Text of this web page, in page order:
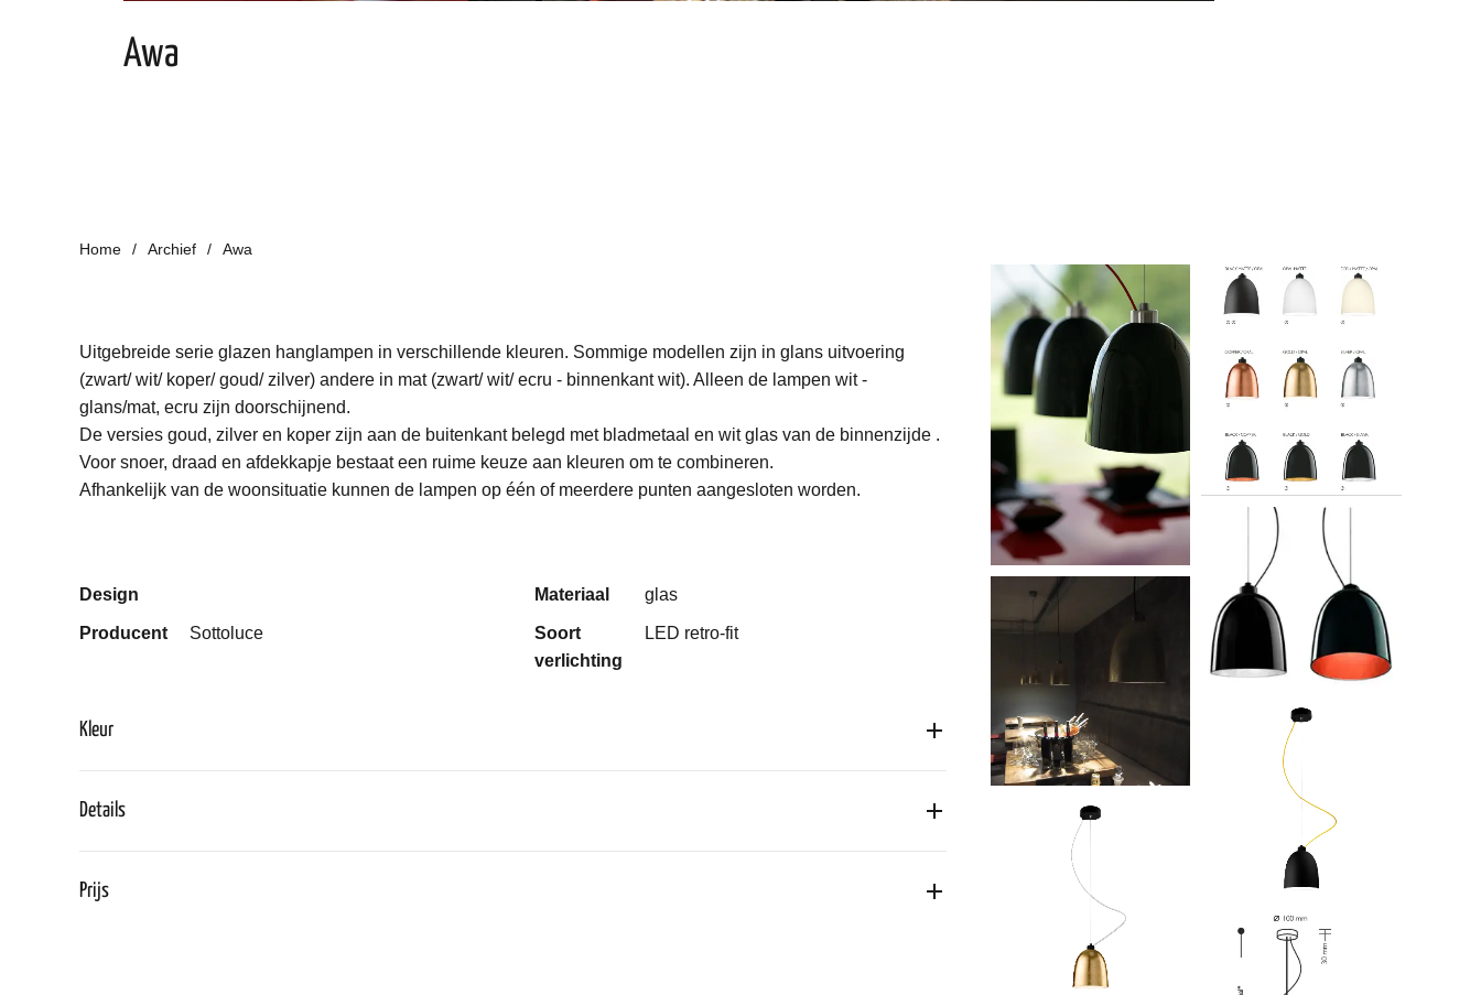
Awa
Home Archief Awa
Uitgebreide serie glazen hanglampen in verschillende kleuren. Sommige modellen zijn in glans uitvoering
(zwart/ wit/ koper/ goud/ zilver) andere in mat (zwart/ wit/ ecru - binnenkant wit). Alleen de lampen wit -
glans/mat, ecru zijn doorschijnend.
De versies goud, zilver en koper zijn aan de buitenkant belegd met bladmetaal en wit glas van de binnenzijde .
Voor snoer, draad en afdekkapje bestaat een ruime keuze aan kleuren om te combineren.
Afhankelijk van de woonsituatie kunnen de lampen op één of meerdere punten aangesloten worden.
Design
Producent Sottoluce
Materiaal glas
Soort
verlichting
LED retro-fit
Kleur
Details
Prijs